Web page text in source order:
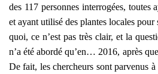
des 117 per­sonnes inter­ro­gées, toutes
et ayant uti­li­sé des plantes locales pour
quoi, ce n’est pas très clair, et la
n’a été abor­dé qu’en… 2016, après que
De fait, les cher­cheurs sont par­ve­nus